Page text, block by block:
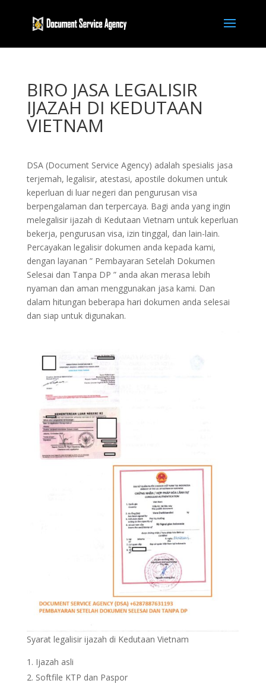
BIRO JASA LEGALISIR
IJAZAH DI KEDUTAAN
VIETNAM
DSA (Document Service Agency) adalah spesialis jasa
terjemah, legalisir, atestasi, apostile dokumen untuk
keperluan di luar negeri dan pengurusan visa
berpengalaman dan terpercaya. Bagi anda yang ingin
melegalisir ijazah di Kedutaan Vietnam untuk keperluan
bekerja, pengurusan visa, izin tinggal, dan lain-lain.
Percayakan legalisir dokumen anda kepada kami,
dengan layanan ” Pembayaran Setelah Dokumen
Selesai dan Tanpa DP ” anda akan merasa lebih
nyaman dan aman menggunakan jasa kami. Dan
dalam hitungan beberapa hari dokumen anda selesai
dan siap untuk digunakan.
Syarat legalisir ijazah di Kedutaan Vietnam
Ijazah asli
Softfile KTP dan Paspor